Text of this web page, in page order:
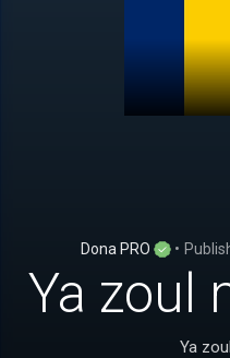
Dona PRO •
Ya zoul
Ya